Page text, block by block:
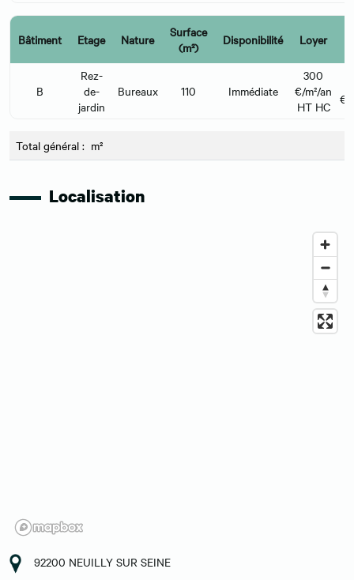
Bâtiment Etage Nature
Surface
(m²)
Disponibilité Loyer
B
Rez-
de-
jardin
Bureaux 110 Immédiate
300
€/m²/an
HT HC
€/
Total général : m²
Localisation
92200 NEUILLY SUR SEINE